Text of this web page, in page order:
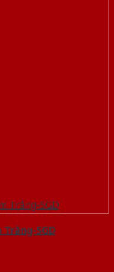
Trắng-SGD